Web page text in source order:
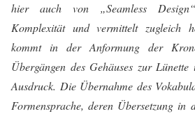
hier auch von „Seamless
Komplexität und vermittelt zugleich
kommt in der Anformung der
Übergängen des Gehäuses zur
Ausdruck. Die Übernahme des
Formensprache, deren Übersetzung in